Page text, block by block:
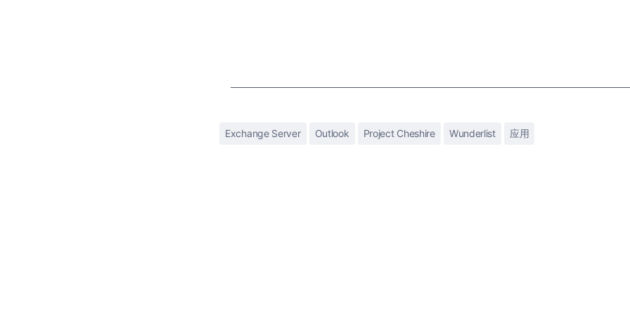
Exchange Server Outlook Project Cheshire Wunderlist 应用